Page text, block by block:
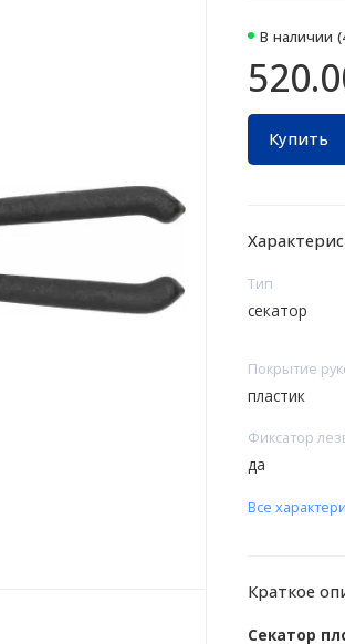
В наличии
Купить
Тип
секатор
Покрытие
пластик
Фиксатор
да
Все
Краткое
Секатор